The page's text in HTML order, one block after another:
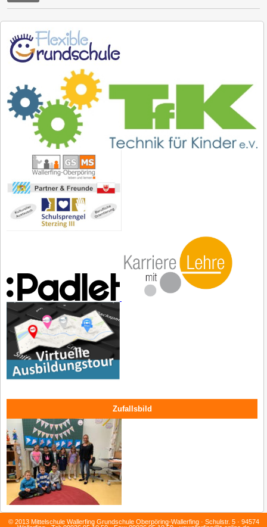
Zufallsbild
© 2013 Mittelschule Wallerfing Grundschule Oberpöring-Wallerfing · Schulstr. 5 · 94574